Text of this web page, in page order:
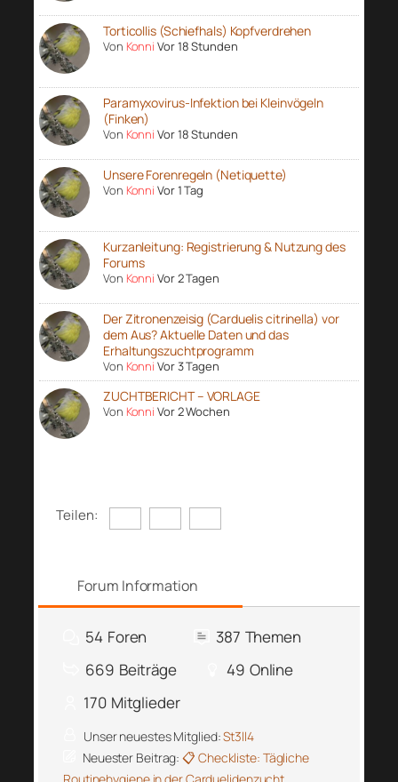
Torticollis (Schiefhals) Kopfverdrehen
Von Konni Vor 18 Stunden
Paramyxovirus-Infektion bei Kleinvögeln
(Finken)
Von Konni Vor 18 Stunden
Unsere Forenregeln (Netiquette)
Von Konni Vor 1 Tag
Kurzanleitung: Registrierung & Nutzung des
Forums
Von Konni Vor 2 Tagen
Der Zitronenzeisig (Carduelis citrinella) vor
dem Aus? Aktuelle Daten und das
Erhaltungszuchtprogramm
Von Konni Vor 3 Tagen
ZUCHTBERICHT – VORLAGE
Von Konni Vor 2 Wochen
Teilen:
Forum Information
54 Foren 387 Themen
669 Beiträge 49 Online
170 Mitglieder
Unser neuestes Mitglied:St3ll4
Neuester Beitrag:📋 Checkliste: Tägliche